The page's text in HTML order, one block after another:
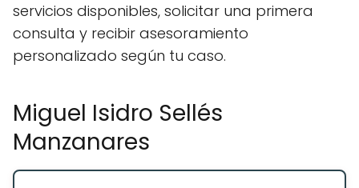
servicios disponibles, solicitar una primera
consulta y recibir asesoramiento
personalizado según tu caso.
Miguel Isidro Sellés
Manzanares